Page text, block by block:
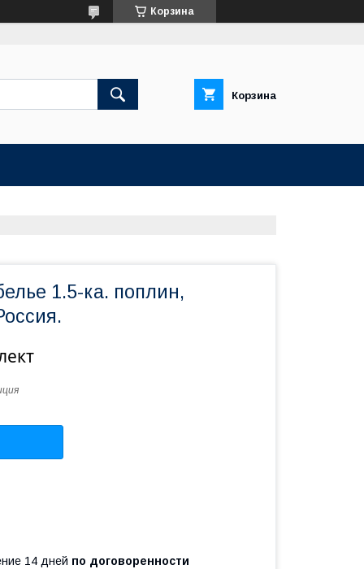
Корзина
Корзина
1.5-ка. поплин,
14 дней по договоренности